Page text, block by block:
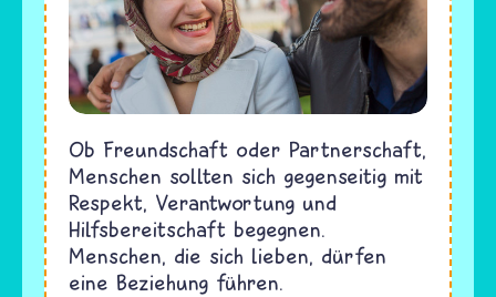
Ob Freundschaft oder Partnerschaft,
Menschen sollten sich gegenseitig mit
Respekt, Verantwortung und
Hilfsbereitschaft begegnen.
Menschen, die sich lieben, dürfen
eine Beziehung führen.